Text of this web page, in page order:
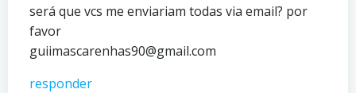
será que vcs me enviariam todas via email? por
favor
guiimascarenhas90@gmail.com
responder